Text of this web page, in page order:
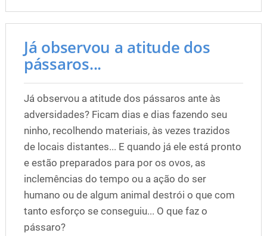
Já observou a atitude dos
pássaros...
Já observou a atitude dos pássaros ante às
adversidades? Ficam dias e dias fazendo seu
ninho, recolhendo materiais, às vezes trazidos
de locais distantes... E quando já ele está pronto
e estão preparados para por os ovos, as
inclemências do tempo ou a ação do ser
humano ou de algum animal destrói o que com
tanto esforço se conseguiu... O que faz o
pássaro?